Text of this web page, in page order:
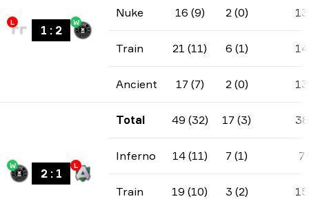
L
1 : 2
W
Nuke 16 (9) 2 (0) 13
Train 21 (11) 6 (1) 14
Ancient 17 (7) 2 (0) 13
W
2: 1
L
Total 49 (32) 17 (3) 38
Inferno 14 (11) 7 (1) 7
Train 19 (10) 3 (2) 15